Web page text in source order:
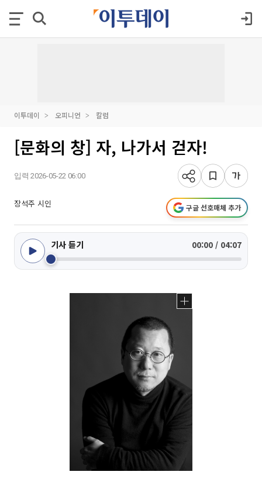
이투데이 오피니언 칼럼
[문화의 창] 자, 나가서 걷자!
입력 2026-05-22 06:00
장석주 시인 구글 선호매체 추가
기사 듣기 00:00 / 04:07